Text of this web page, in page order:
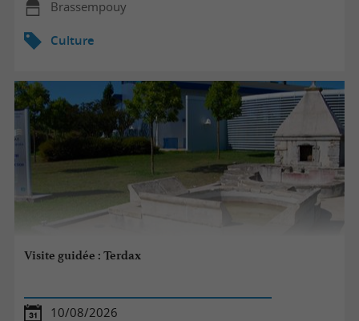
Brassempouy
Culture
Visite guidée : Terdax
10/08/2026